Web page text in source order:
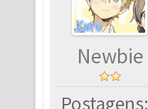
Newbie
Postagens: